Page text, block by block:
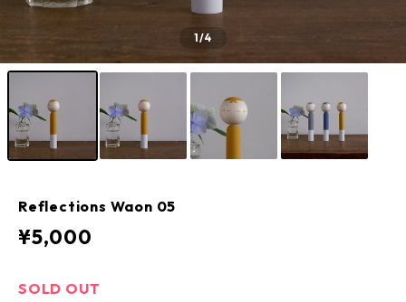
1/4
Reflections Waon 05
¥5,000
SOLD OUT